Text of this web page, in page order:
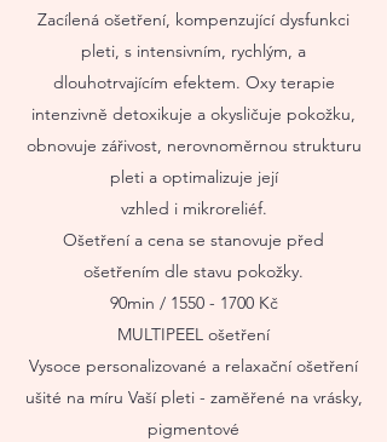
Zacílená ošetření, kompenzující dysfunkci
pleti, s intensivním, rychlým, a
dlouhotrvajícím efektem. Oxy terapie
intenzivně detoxikuje a okysličuje pokožku,
obnovuje zářivost, nerovnoměrnou strukturu
pleti a optimalizuje její
vzhled i mikroreliéf.
Ošetření a cena se stanovuje před
ošetřením dle stavu pokožky.
90min / 1550 - 1700Kč
MULTIPEEL ošetření
Vysoce personalizované a relaxační ošetření
ušité na míru Vaší pleti - zaměřené na vrásky,
pigmentové